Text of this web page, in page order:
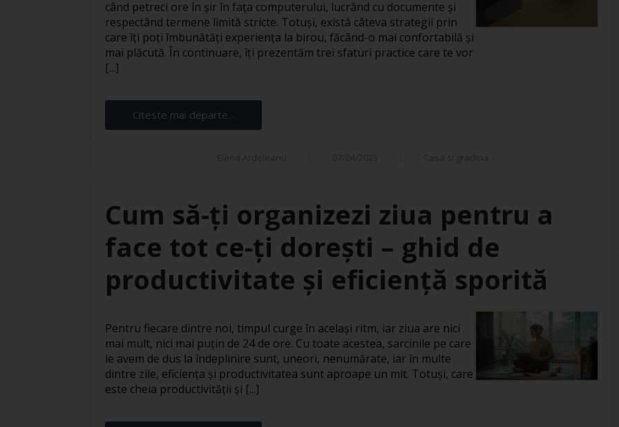
când petreci ore în șir în fața computerului, lucrând cu documente și
respectând termene limită stricte. Totuși, există câteva strategii prin
care îți poți îmbunătăți experiența la birou, făcând-o mai confortabilă și
mai plăcută. În continuare, îți prezentăm trei sfaturi practice care te vor
[...]
Citeste mai departe...
Cum să-ți organizezi ziua pentru a
face tot ce-ți dorești – ghid de
productivitate și eficiență sporită
Pentru fiecare dintre noi, timpul curge în același ritm, iar ziua are nici
mai mult, nici mai puțin de 24 de ore. Cu toate acestea, sarcinile pe care
le avem de dus la îndeplinire sunt, uneori, nenumărate, iar în multe
dintre zile, eficiența și productivitatea sunt aproape un mit. Totuși, care
este cheia productivității și [...]